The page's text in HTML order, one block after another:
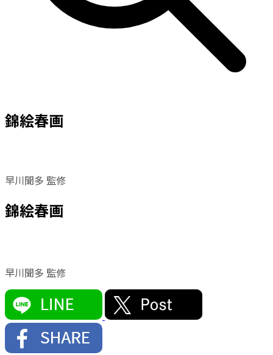
錦絵春画
早川聞多 監修
錦絵春画
早川聞多 監修